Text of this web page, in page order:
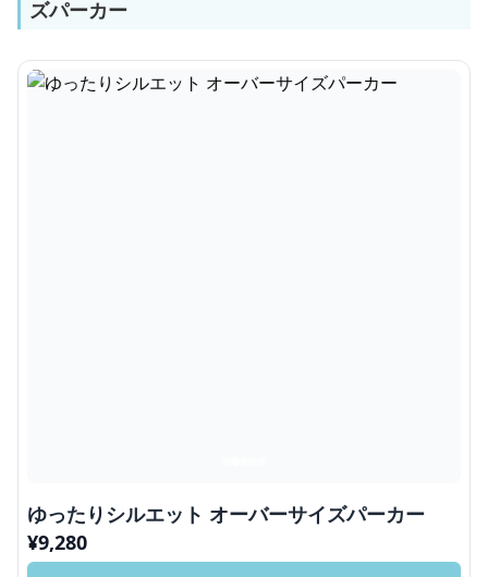
ズパーカー
ゆったりシルエット オーバーサイズパーカー
¥9,280